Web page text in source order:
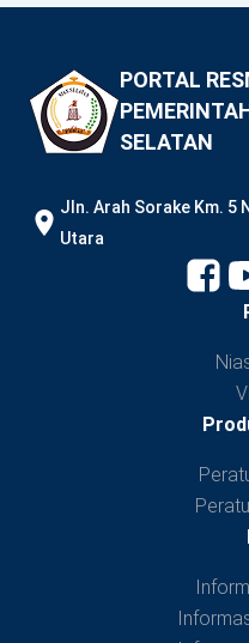
PORTAL
SELATAN
JIn. Arah Sorake Km. 5
Utara